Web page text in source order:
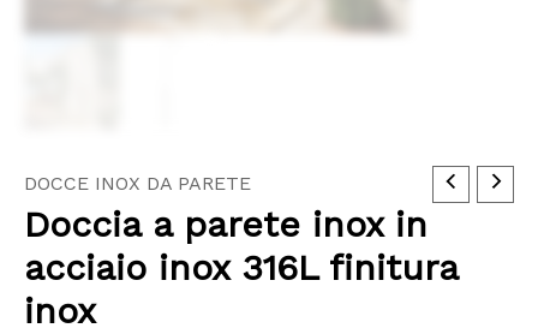
DOCCE INOX DA PARETE
Doccia a parete inox in
acciaio inox 316L finitura
inox
Il
prezzo
originale
era:
Il
prezzo
attuale
è:
Doccia
a
parete
inox
in